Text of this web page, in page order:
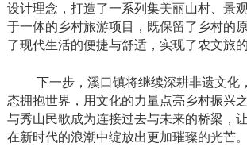
设计理念，打造了一系列集美丽山村、景
于一体的乡村旅游项目，既保留了乡村的
了现代生活的便捷与舒适，实现了农文旅
下一步，溪口镇将继续深耕非遗文化
态拥抱世界，用文化的力量点亮乡村振兴
与秀山民歌成为连接过去与未来的桥梁，
在新时代的浪潮中绽放出更加璀璨的光芒。